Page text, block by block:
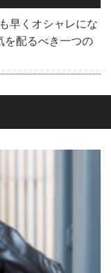
早くオシャレにな
を配るべき一つの